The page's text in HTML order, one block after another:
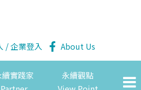
/企業登入 About Us
續實踐家
永續觀點